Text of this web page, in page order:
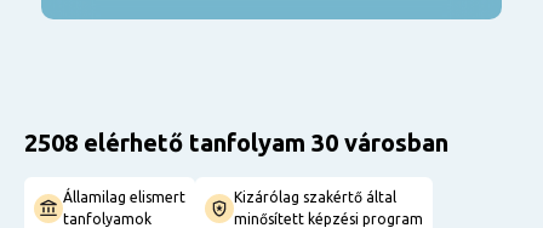
2508 elérhető tanfolyam 30 városban
Államilag elismert
tanfolyamok
Kizárólag szakértő által
minősített képzési program